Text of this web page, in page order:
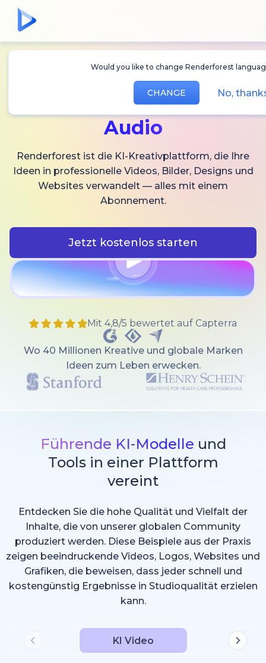
Would you like to change Renderforest
CHANGE No,
Erstellen SieKI-
Bilder und
Audio
Renderforest ist die KI-Kreativplattform, die Ihre
Ideen in professionelle Videos, Bilder, Designs und
Websites verwandelt — alles mit einem
Abonnement.
Jetzt kostenlos starten
Mit 4,8/5 bewertet auf Capterra
Wo 40 Millionen Kreative und globale Marken
Ideen zum Leben erwecken.
Führende KI-Modelle und
Tools in einer Plattform
vereint
Entdecken Sie die hohe Qualität und Vielfalt der
Inhalte, die von unserer globalen Community
produziert werden. Diese Beispiele aus der Praxis
zeigen beeindruckende Videos, Logos, Websites und
Grafiken, die beweisen, dass jeder schnell und
kostengünstig Ergebnisse in Studioqualität erzielen
kann.
KI Video